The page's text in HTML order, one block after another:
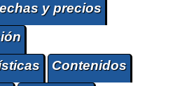
y precios
Contenidos